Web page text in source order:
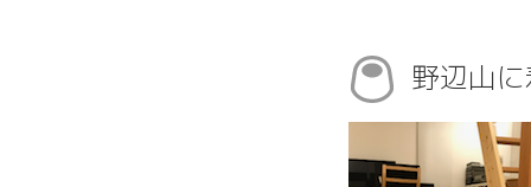
野辺山